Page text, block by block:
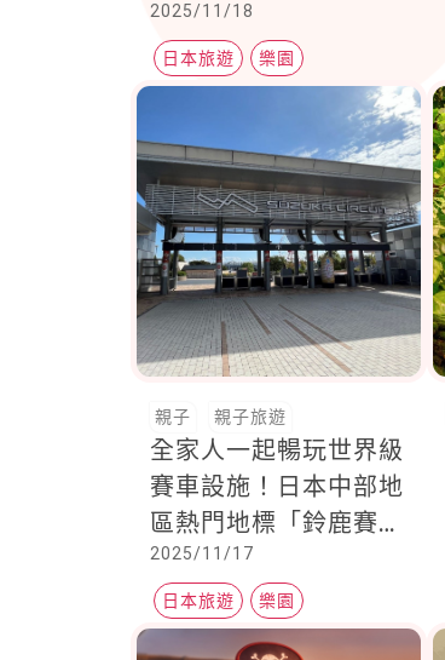
2025/11/18
日本旅遊 樂園
親子 親子旅遊
全家人一起暢玩世界級
賽車設施！日本中部地
區熱門地標「鈴鹿賽車
場」，親子必去的主題
樂園！
2025/11/17
日本旅遊 樂園